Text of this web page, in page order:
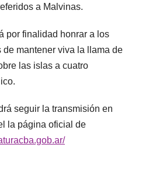
a Malvinas.
por finalidad honrar a los
mantener viva la llama de
las islas a cuatro
seguir la transmisión en
la página oficial de